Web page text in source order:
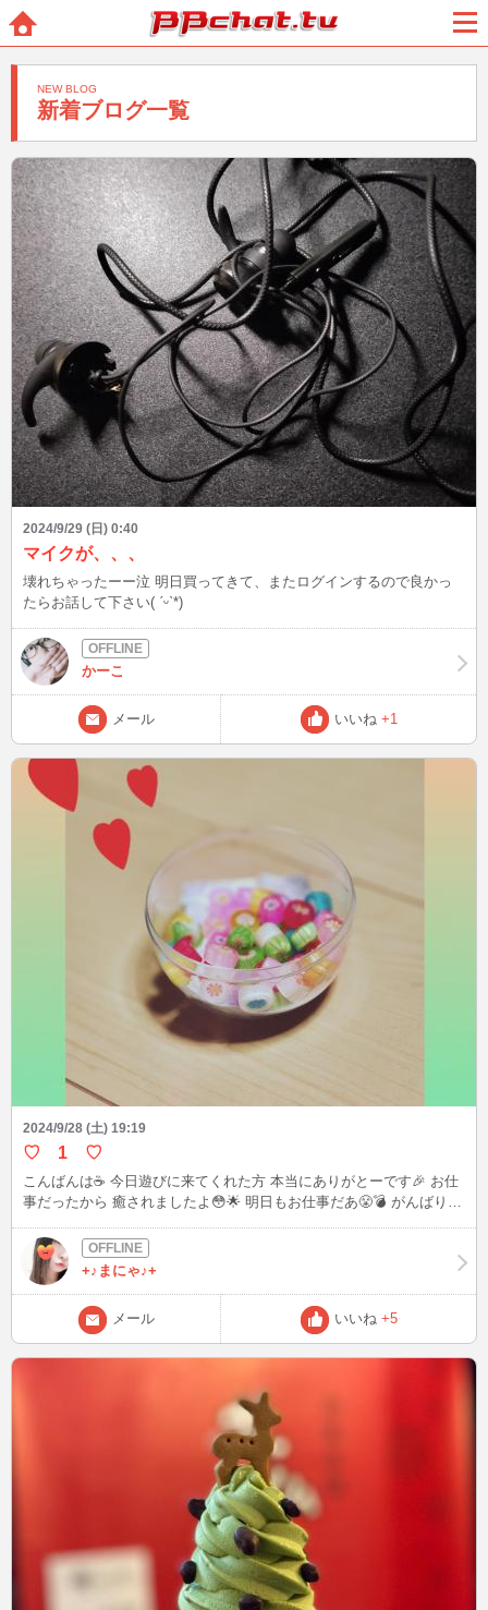
BBchatTV
新着ブログ一覧
NEW BLOG
2024/9/29 (日) 0:40
マイクが、、、
壊れちゃったーー泣 明日買ってきて、またログインするので良かっ
たらお話して下さい( ˊᵕˋ*)
かーこ
メール いいね +1
2024/9/28 (土) 19:19
♡ 1 ♡
こんばんは☕️ 今日遊びに来てくれた方 本当にありがとーです🎉 お仕
事だったから 癒されましたよ😳🌟 明日もお仕事だあ😤💣 がんばりま
いからお勧め🍰💞 こんな私ですが‥ 仲良くしてくださいね！笑 最近
+♪まにゃ♪+
メール いいね +5